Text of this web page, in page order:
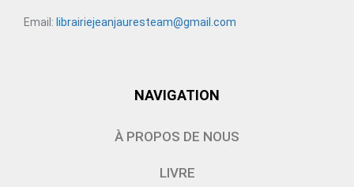
Email: librairiejeanjauresteam@gmail.com
NAVIGATION
À PROPOS DE NOUS
LIVRE